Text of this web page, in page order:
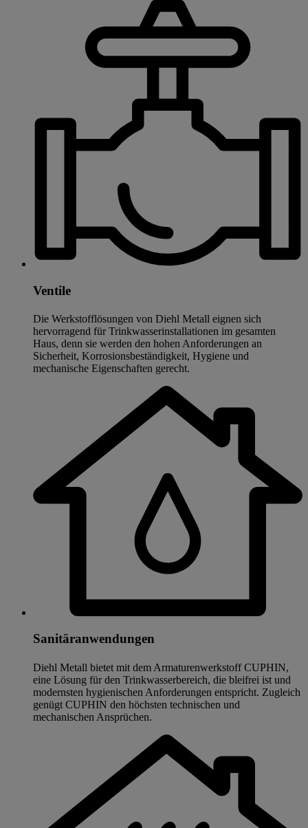
Ventile
Die Werkstofflösungen von Diehl Metall eignen sich
hervorragend für Trinkwasserinstallationen im gesamten
Haus, denn sie werden den hohen Anforderungen an
Sicherheit, Korrosionsbeständigkeit, Hygiene und
mechanische Eigenschaften gerecht.
Sanitäranwendungen
Diehl Metall bietet mit dem Armaturenwerkstoff CUPHIN,
eine Lösung für den Trinkwasserbereich, die bleifrei ist und
modernsten hygienischen Anforderungen entspricht. Zugleich
genügt CUPHIN den höchsten technischen und
mechanischen Ansprüchen.